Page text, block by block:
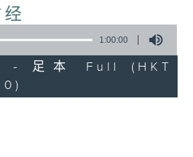
1:00:00
- 足本 Full (HKT